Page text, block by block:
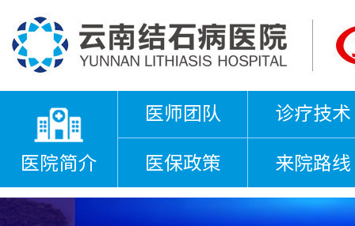
医院简介
医师团队 诊疗技术
医保政策 来院路线